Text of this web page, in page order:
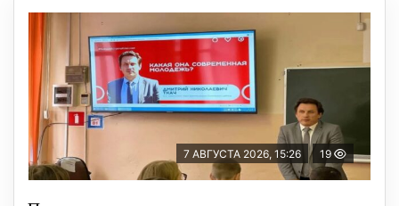
7 АВГУСТА 2026, 15:26 19